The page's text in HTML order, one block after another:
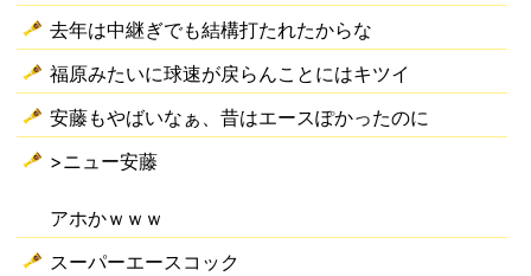
去年は中継ぎでも結構打たれたからな
福原みたいに球速が戻らんことにはキツイ
安藤もやばいなぁ、昔はエースぽかったのに
>ニュー安藤
アホかｗｗｗ
スーパーエースコック